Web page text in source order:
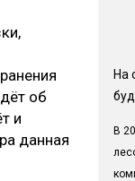
об
и
данная
На
В